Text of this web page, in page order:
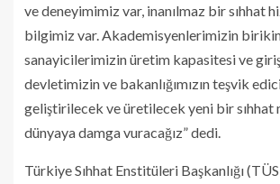
ve deneyimimiz var, inanılmaz bir sıhhat
bilgimiz var. Akademisyenlerimizin
sanayicilerimizin üretim kapasitesi ve
devletimizin ve bakanlığımızın teşvik
geliştirilecek ve üretilecek yeni bir sıhhat
dünyaya damga vuracağız” dedi.
Türkiye Sıhhat Enstitüleri Başkanlığı